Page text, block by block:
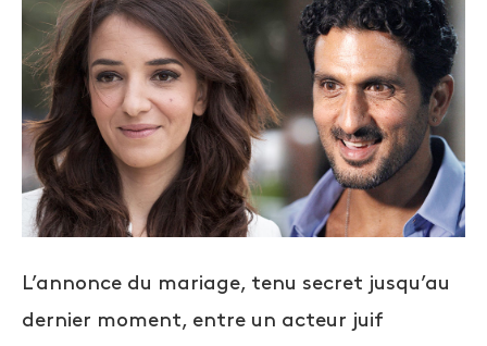
L’annonce du mariage, tenu secret jusqu’au
dernier moment, entre un acteur juif